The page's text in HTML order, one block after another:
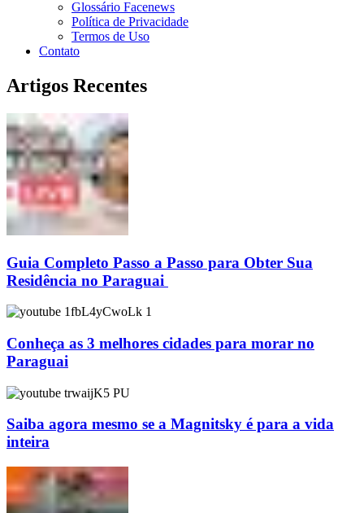
Glossário Facenews
Política de Privacidade
Termos de Uso
Contato
Artigos Recentes
Guia Completo Passo a Passo para Obter Sua
Residência no Paraguai
Conheça as 3 melhores cidades para morar no
Paraguai
Saiba agora mesmo se a Magnitsky é para a vida
inteira